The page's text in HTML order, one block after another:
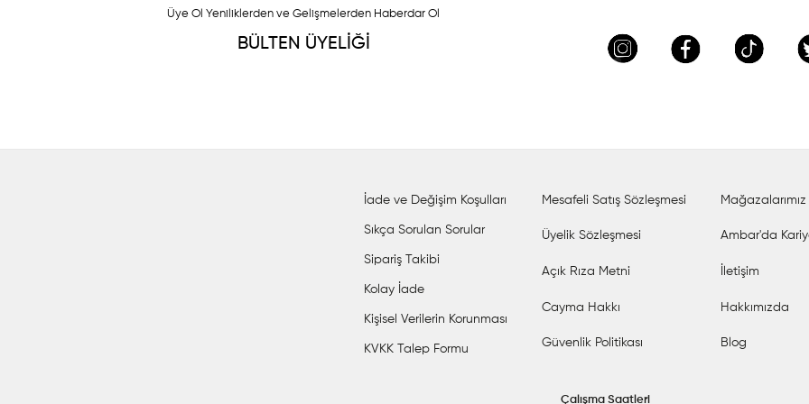
Üye Ol Yeniliklerden ve Gelişmelerden Haberdar Ol
BÜLTEN ÜYELİĞİ
İade ve Değişim Koşulları
Sıkça Sorulan Sorular
Sipariş Takibi
Kolay İade
Kişisel Verilerin Korunması
KVKK Talep Formu
Mesafeli Satış Sözleşmesi
Üyelik Sözleşmesi
Açık Rıza Metni
Cayma Hakkı
Güvenlik Politikası
Mağazalarımız
Ambar'da
İletişim
Hakkımızda
Blog
Çalışma Saatleri